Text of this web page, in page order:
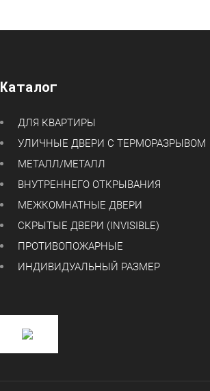
Каталог
ДЛЯ КВАРТИРЫ
УЛИЧНЫЕ ДВЕРИ С ТЕРМОРАЗРЫВОМ
МЕТАЛЛ/МЕТАЛЛ
ВНУТРЕННЕГО ОТКРЫВАНИЯ
МЕЖКОМНАТНЫЕ ДВЕРИ
СКРЫТЫЕ ДВЕРИ (INVISIBLE)
ПРОТИВОПОЖАРНЫЕ
ИНДИВИДУАЛЬНЫЙ РАЗМЕР